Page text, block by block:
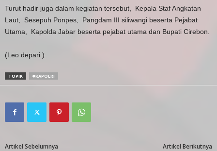
Turut hadir juga dalam kegiatan tersebut, Kepala Staf Angkatan
Laut, Sesepuh Ponpes, Pangdam III siliwangi beserta Pejabat
Utama, Kapolda Jabar beserta pejabat utama dan Bupati Cirebon.
(Leo depari )
TOPIK #KAPOLRI
Artikel Sebelumnya Artikel Berikutnya